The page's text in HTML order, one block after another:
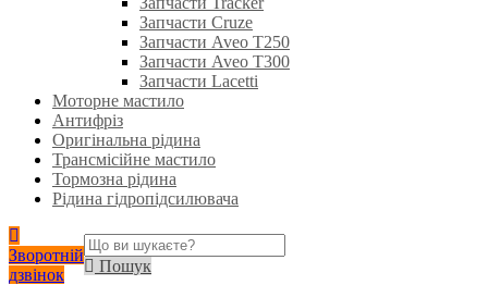
Запчасти Cruze
Запчасти Aveo T250
Запчасти Aveo T300
Запчасти Lacetti
Моторне мастило
Антифріз
Оригінальна рідина
Трансмісійне мастило
Тормозна рідина
Рідина гідропідсилювача
Зворотній
дзвінок
Пошук